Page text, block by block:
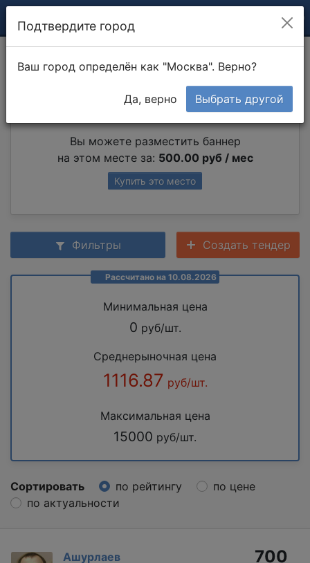
Посадка дерева
Вы можете разместить баннер
на этом месте за: 500.00 руб / мес
Купить это место
Фильтры Создать тендер
Рассчитано на 10.08.2026
Минимальная цена
0 руб/шт.
Среднерыночная цена
1116.87 руб/шт.
Максимальная цена
15000 руб/шт.
Сортировать по рейтингу
по цене
по актуальности
Ашурлаев
700
Подтвердите город
Ваш город определён как "Москва". Верно?
Да, верно Выбрать другой